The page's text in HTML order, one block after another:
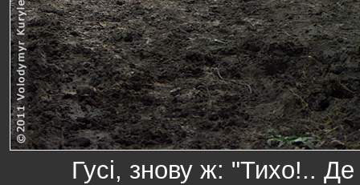
Гусі, знову ж: "Тихо!..